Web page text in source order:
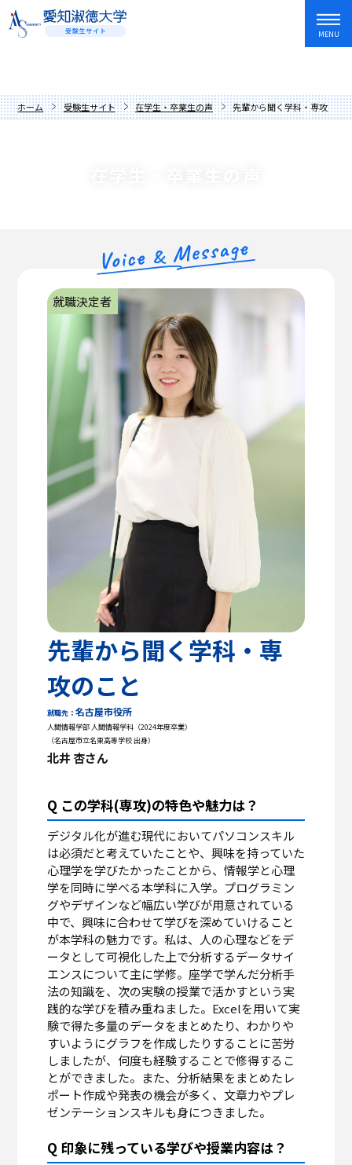
MENU
入試情報・学費
先輩からの応援メッセージ
心理学部
食健康科学部
交流文化学部
ビジネス学部
グローバル・コミュニケーション学部
数字でわかる愛知淑徳大学
学長メッセージ
星が丘キャンパス
センパイのリアルライフ
クラブ活動
就職サポート
キャリア教育・インターンシップ
キャリア支援・資格対策
在学生・卒業生の声
公式SNS
入学を
決めた理由
学生VOICE
愛知淑徳大学公式サイト
ホーム 受験生サイト 在学生・卒業生の声 先輩から聞く学科・専攻のこ
就職決定者
先輩から聞く学科・専
攻のこと
就職先： 名古屋市役所
人間情報学部 人間情報学科（2024年度卒業）
（名古屋市立名東高等学校 出身）
北井 杏さん
Q この学科(専攻)の特色や魅力は？
デジタル化が進む現代においてパソコンスキル
は必須だと考えていたことや、興味を持っていた
心理学を学びたかったことから、情報学と心理
学を同時に学べる本学科に入学。プログラミン
グやデザインなど幅広い学びが用意されている
中で、興味に合わせて学びを深めていけること
が本学科の魅力です。私は、人の心理などをデ
ータとして可視化した上で分析するデータサイ
エンスについて主に学修。座学で学んだ分析手
法の知識を、次の実験の授業で活かすという実
践的な学びを積み重ねました。Excelを用いて実
験で得た多量のデータをまとめたり、わかりや
すいようにグラフを作成したりすることに苦労
しましたが、何度も経験することで修得するこ
とができました。また、分析結果をまとめたレ
ポート作成や発表の機会が多く、文章力やプレ
ゼンテーションスキルも身につきました。
Q 印象に残っている学びや授業内容は？